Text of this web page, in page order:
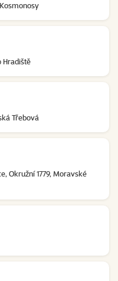
Hradiště
Třebová
Okružní 1779, Moravské